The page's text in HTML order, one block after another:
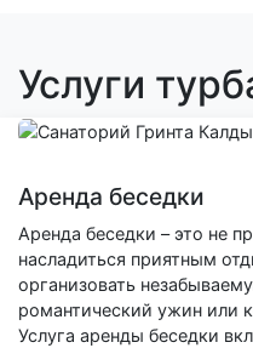
Услуги
Аренда беседки
Аренда беседки – это не
насладиться приятным
организовать
романтический ужин или
Услуга аренды беседки